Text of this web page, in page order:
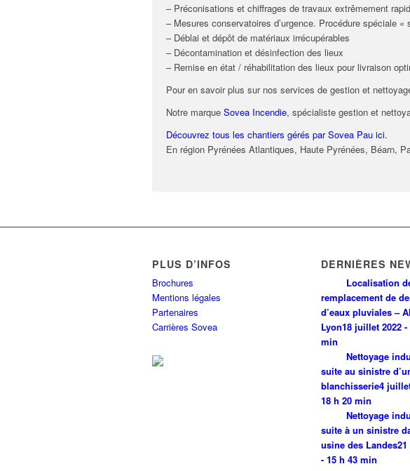
– Préconisations et chiffrages de travaux extrêmement
– Mesures conservatoires d’urgence. Procédure spéciale «
– Déblai et dépôt de matériaux irrécupérables
– Décontamination et désinfection des lieux
– Remise en état / réhabilitation des lieux pour livraison
Pour en savoir plus sur nos services de gestion et
Notre marque Sovea Incendie, spécialiste gestion et
Découvrez tous les chantiers gérés par Sovea Pau ici.
En région Pyrénées Atlantiques, Haute Pyrénées, Béarn,
PLUS D’INFOS
Brochures
Mentions légales
Partenaires
Carrières Sovea
DERNIÈRES
Localisation
remplacement de
d’eaux pluviales –
Lyon18 juillet 2022 -
min
Nettoyage
suite au sinistre
blanchisserie4
18 h 20 min
Nettoyage
suite à un sinistre
usine des Landes
- 15 h 43 min